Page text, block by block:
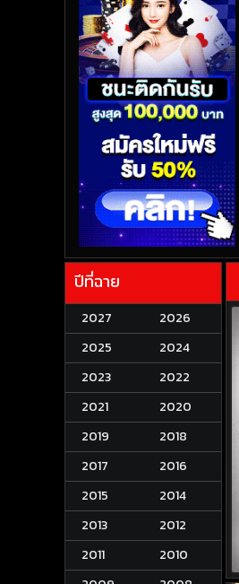
ปีที่ฉาย
2027
2026
2025
2024
2023
2022
2021
2020
2019
2018
2017
2016
2015
2014
2013
2012
2011
2010